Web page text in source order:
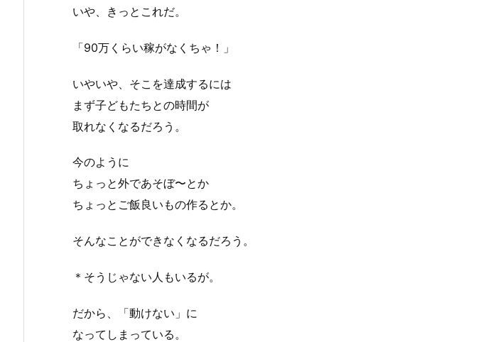
いや、きっとこれだ。
「90万くらい稼がなくちゃ！」
いやいや、そこを達成するには
まず子どもたちとの時間が
取れなくなるだろう。
今のように
ちょっと外であそぼ〜とか
ちょっとご飯良いもの作るとか。
そんなことができなくなるだろう。
＊そうじゃない人もいるが。
だから、「動けない」に
なってしまっている。